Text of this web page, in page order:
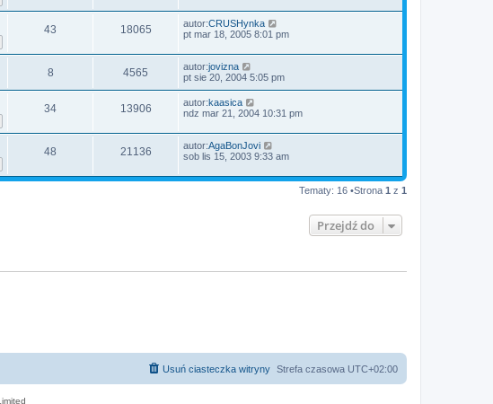
43 18065 autor:CRUSHynka
pt mar 18, 2005 8:01 pm
8 4565 autor:jovizna
pt sie 20, 2004 5:05 pm
34 13906 autor:kaasica
ndz mar 21, 2004 10:31 pm
48 21136 autor:AgaBonJovi
sob lis 15, 2003 9:33 am
Tematy: 16 •Strona 1 z 1
Przejdź do
Strefa czasowa UTC+02:00
Usuń ciasteczka witryny